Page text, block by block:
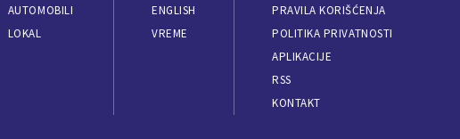
AUTOMOBILI
LOKAL
ENGLISH
VREME
PRAVILA KORIŠĆENJA
POLITIKA PRIVATNOSTI
APLIKACIJE
RSS
KONTAKT